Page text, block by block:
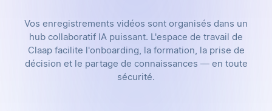
Vos enregistrements vidéos sont organisés dans un
hub collaboratif IA puissant. L'espace de travail de
Claap facilite l'onboarding, la formation, la prise de
décision et le partage de connaissances — en toute
sécurité.